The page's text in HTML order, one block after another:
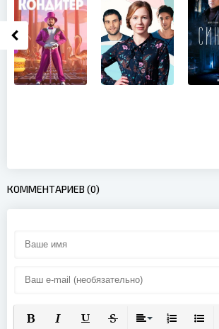
КОММЕНТАРИЕВ (0)